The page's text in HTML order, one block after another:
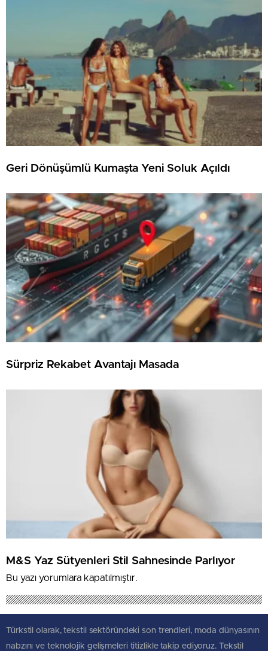
Geri Dönüşümlü Kumaşta Yeni Soluk Açıldı
Sürpriz Rekabet Avantajı Masada
M&S Yaz Sütyenleri Stil Sahnesinde Parlıyor
Bu yazı yorumlara kapatılmıştır.
Türkstil olarak, tekstil sektöründeki son trendleri, moda dünyasının
nabzını ve teknolojik gelişmeleri titizlikle takip ediyoruz. Tekstil